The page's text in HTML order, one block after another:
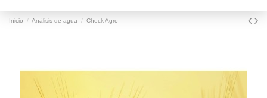
Inicio Análisis de agua Check Agro